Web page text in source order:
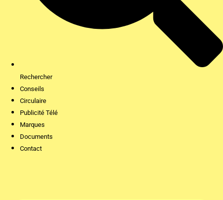
Rechercher
Conseils
Circulaire
Publicité Télé
Marques
Documents
Contact